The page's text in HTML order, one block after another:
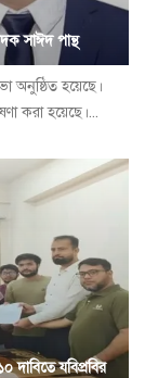
সাঈদ পান্থ
অনুষ্ঠিত হয়েছে।
করা হয়েছে।...
দাবিতে যবিপ্রবির